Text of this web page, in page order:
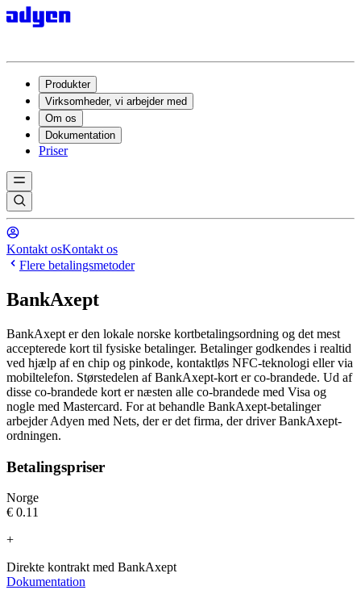
Produkter
Virksomheder, vi arbejder med
Om os
Dokumentation
Priser
Kontakt osKontakt os
Flere betalingsmetoder
BankAxept
BankAxept er den lokale norske kortbetalingsordning og det mest
accepterede kort til fysiske betalinger. Betalinger godkendes i realtid
ved hjælp af en chip og pinkode, kontaktløs NFC-teknologi eller via
mobiltelefon. Størstedelen af BankAxept-kort er co-brandede. Ud af
disse co-brandede kort er næsten alle co-brandede med Visa og
nogle med Mastercard. For at behandle BankAxept-betalinger
arbejder Adyen med Nets, der er det firma, der driver BankAxept-
ordningen.
Betalingspriser
Norge
€0.11
+
Direkte kontrakt med BankAxept
Dokumentation